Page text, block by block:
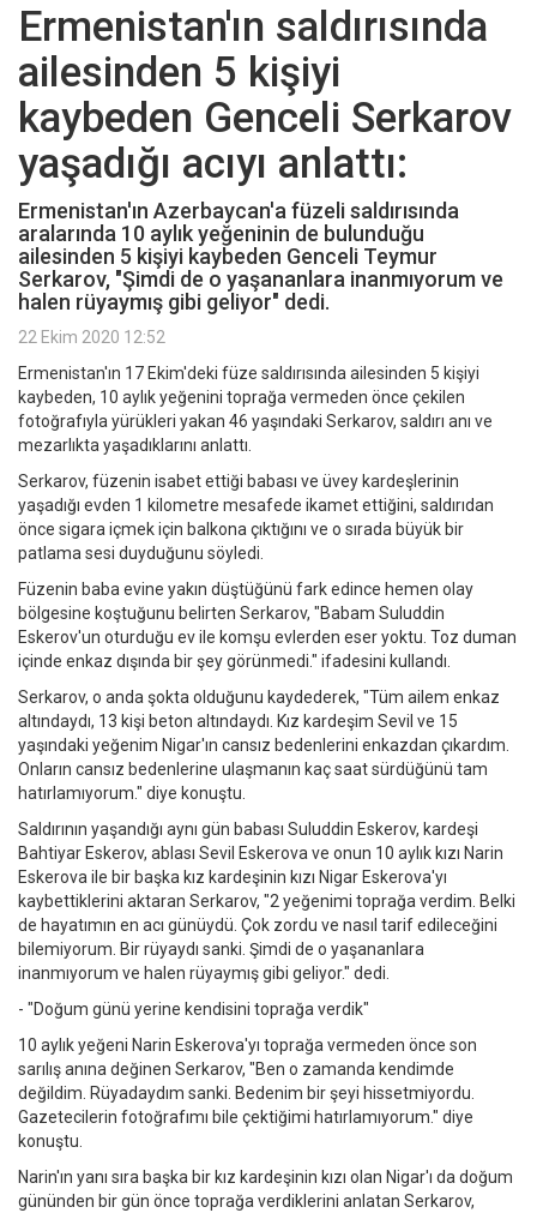
Ermenistan'ın saldırısında
ailesinden 5 kişiyi
kaybeden Genceli Serkarov
yaşadığı acıyı anlattı:
Ermenistan'ın Azerbaycan'a füzeli saldırısında
aralarında 10 aylık yeğeninin de bulunduğu
ailesinden 5 kişiyi kaybeden Genceli Teymur
Serkarov, "Şimdi de o yaşananlara inanmıyorum ve
halen rüyaymış gibi geliyor" dedi.
22 Ekim 2020 12:52
Ermenistan'ın 17 Ekim'deki füze saldırısında ailesinden 5 kişiyi
kaybeden, 10 aylık yeğenini toprağa vermeden önce çekilen
fotoğrafıyla yürükleri yakan 46 yaşındaki Serkarov, saldırı anı ve
mezarlıkta yaşadıklarını anlattı.
Serkarov, füzenin isabet ettiği babası ve üvey kardeşlerinin
yaşadığı evden 1 kilometre mesafede ikamet ettiğini, saldırıdan
önce sigara içmek için balkona çıktığını ve o sırada büyük bir
patlama sesi duyduğunu söyledi.
Füzenin baba evine yakın düştüğünü fark edince hemen olay
bölgesine koştuğunu belirten Serkarov, "Babam Suluddin
Eskerov'un oturduğu ev ile komşu evlerden eser yoktu. Toz duman
içinde enkaz dışında bir şey görünmedi." ifadesini kullandı.
Serkarov, o anda şokta olduğunu kaydederek, "Tüm ailem enkaz
altındaydı, 13 kişi beton altındaydı. Kız kardeşim Sevil ve 15
yaşındaki yeğenim Nigar'ın cansız bedenlerini enkazdan çıkardım.
Onların cansız bedenlerine ulaşmanın kaç saat sürdüğünü tam
hatırlamıyorum." diye konuştu.
Saldırının yaşandığı aynı gün babası Suluddin Eskerov, kardeşi
Bahtiyar Eskerov, ablası Sevil Eskerova ve onun 10 aylık kızı Narin
Eskerova ile bir başka kız kardeşinin kızı Nigar Eskerova'yı
kaybettiklerini aktaran Serkarov, "2 yeğenimi toprağa verdim. Belki
de hayatımın en acı günüydü. Çok zordu ve nasıl tarif edileceğini
bilemiyorum. Bir rüyaydı sanki. Şimdi de o yaşananlara
inanmıyorum ve halen rüyaymış gibi geliyor." dedi.
- "Doğum günü yerine kendisini toprağa verdik"
10 aylık yeğeni Narin Eskerova'yı toprağa vermeden önce son
sarılış anına değinen Serkarov, "Ben o zamanda kendimde
değildim. Rüyadaydım sanki. Bedenim bir şeyi hissetmiyordu.
Gazetecilerin fotoğrafımı bile çektiğimi hatırlamıyorum." diye
konuştu.
Narin'ın yanı sıra başka bir kız kardeşinin kızı olan Nigar'ı da doğum
gününden bir gün önce toprağa verdiklerini anlatan Serkarov,